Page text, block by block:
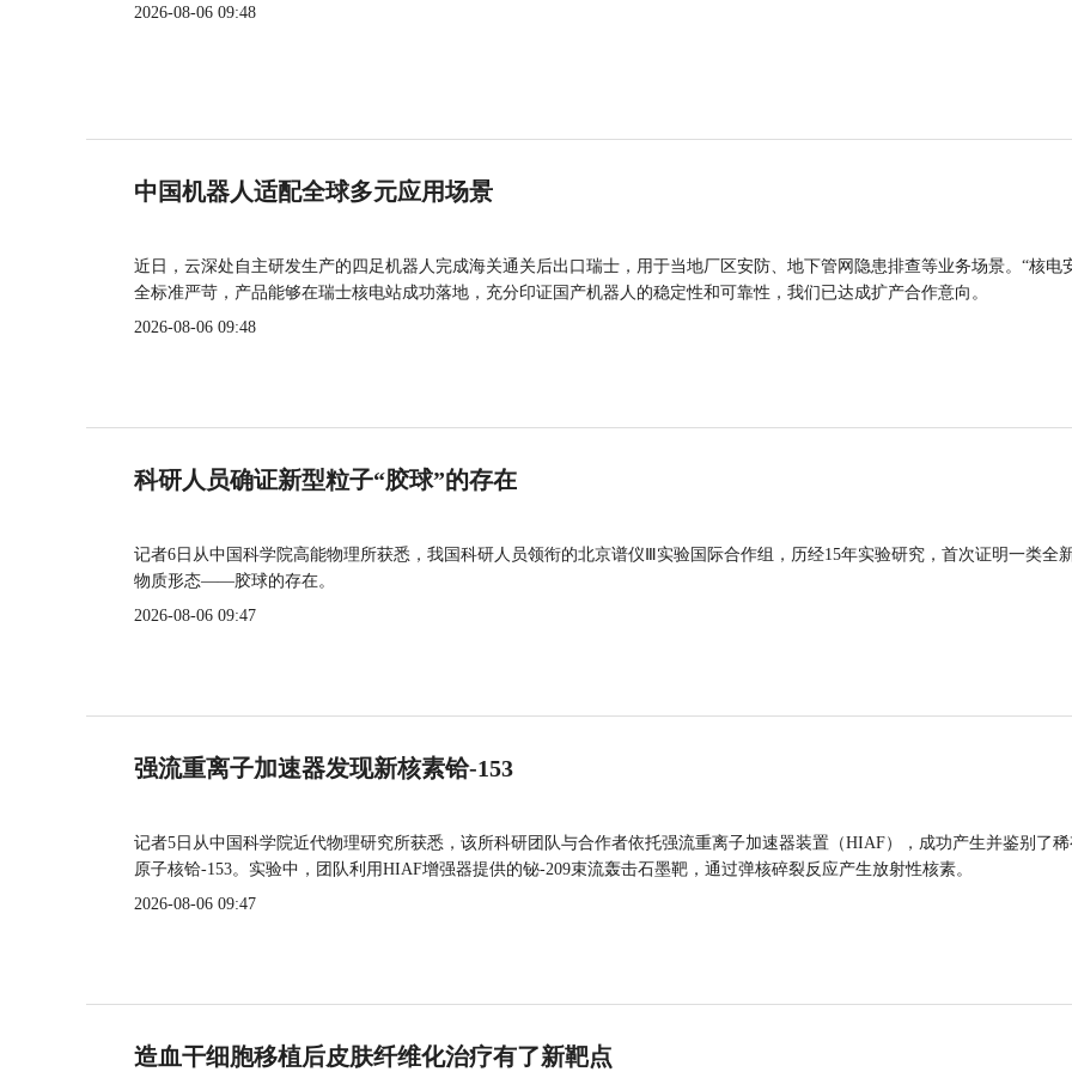
2026-08-06 09:48
中国机器人适配全球多元应用场景
近日，云深处自主研发生产的四足机器人完成海关通关后出口瑞士，用于当地厂区安防、地下管网隐患排查等业务场景。“核电
全标准严苛，产品能够在瑞士核电站成功落地，充分印证国产机器人的稳定性和可靠性，我们已达成扩产合作意向。
2026-08-06 09:48
科研人员确证新型粒子“胶球”的存在
记者6日从中国科学院高能物理所获悉，我国科研人员领衔的北京谱仪Ⅲ实验国际合作组，历经15年实验研究，首次证明一类全
物质形态——胶球的存在。
2026-08-06 09:47
强流重离子加速器发现新核素铪-153
记者5日从中国科学院近代物理研究所获悉，该所科研团队与合作者依托强流重离子加速器装置（HIAF），成功产生并鉴别了
原子核铪-153。实验中，团队利用HIAF增强器提供的铋-209束流轰击石墨靶，通过弹核碎裂反应产生放射性核素。
2026-08-06 09:47
造血干细胞移植后皮肤纤维化治疗有了新靶点